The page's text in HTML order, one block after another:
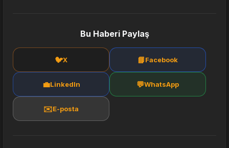
Bu Haberi Paylaş
🐦X 📘Facebook
💼LinkedIn 💬WhatsApp
✉️E-posta